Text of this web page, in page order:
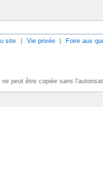
site | Vie privée | Foire aux
peut être copiée sans